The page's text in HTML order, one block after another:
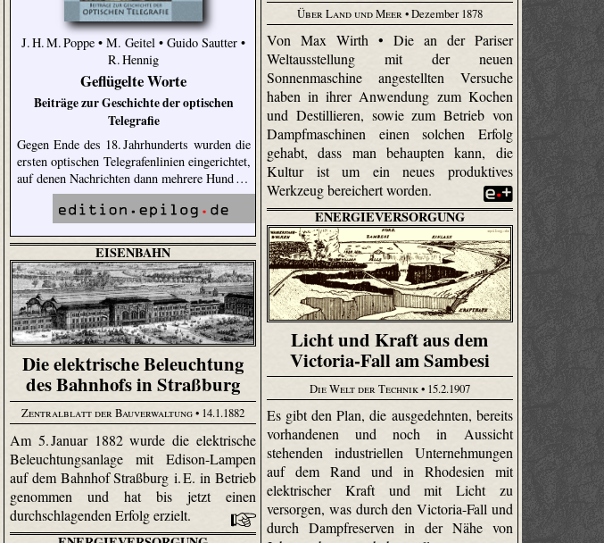
Über Land und Meer• Dezember 1878
Von Max Wirth • Die an der Pariser
Weltausstellung mit der neuen
Sonnenmaschine angestellten Versuche
haben in ihrer Anwendung zum Kochen
und Destillieren, sowie zum Betrieb von
Dampfmaschinen einen solchen Erfolg
gehabt, dass man behaupten kann, die
Kultur ist um ein neues produktives
Werkzeug bereichert worden.
J. H. M. Poppe • M. Geitel • Guido Sautter •
R. Hennig
Geflügelte Worte
Beiträge zur Geschichte der optischen
Telegrafie
Gegen Ende des 18. Jahrhunderts wurden die
ersten optischen Telegrafenlinien eingerichtet,
auf denen Nachrichten dann mehrere Hund …
EISENBAHN
Die elektrische Beleuchtung
des Bahnhofs in Straßburg
Zentralblatt der Bauverwaltung• 14.1.1882
Am 5. Januar 1882 wurde die elektrische
Beleuchtungsanlage mit Edison-Lampen
auf dem Bahnhof Straßburg i. E. in Betrieb
genommen und hat bis jetzt einen
durchschlagenden Erfolg erzielt.
ENERGIEVERSORGUNG
Licht und Kraft aus dem
Victoria-Fall am Sambesi
Die Welt der Technik• 15.2.1907
Es gibt den Plan, die ausgedehnten, bereits
vorhandenen und noch in Aussicht
stehenden industriellen Unternehmungen
auf dem Rand und in Rhodesien mit
elektrischer Kraft und mit Licht zu
versorgen, was durch den Victoria-Fall und
durch Dampfreserven in der Nähe von